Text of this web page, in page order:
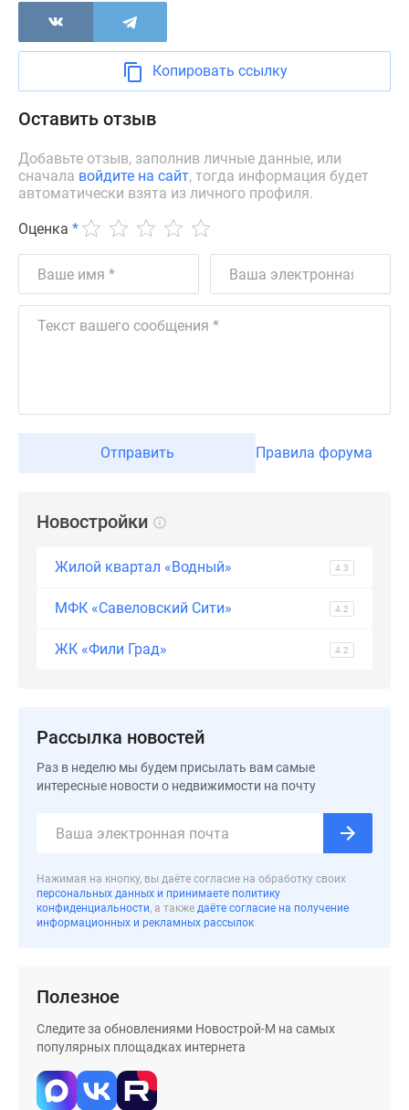
ИТ-
41%
360°
новостроек
Субсидированная
застройщиком
Rutube
Новостройки
Рассрочка
Коттеджные
Готовые
коттеджные
поселки
поселки
Коттеджные
поселки
Копировать ссылку
Оставить отзыв
Добавьте отзыв, заполнив личные данные, или
сначала войдите на сайт, тогда информация будет
автоматически взята из личного профиля.
Оценка *
Отправить Правила форума
Новостройки
Жилой квартал «Водный» 4.3
МФК «Савеловский Сити» 4.2
ЖК «Фили Град» 4.2
Рассылка новостей
Раз в неделю мы будем присылать вам самые
интересные новости о недвижимости на почту
Нажимая на кнопку, вы даёте согласие на обработку своих
персональных данных и принимаете политику
конфиденциальности, а также даёте согласие на получение
информационных и рекламных рассылок
Полезное
Следите за обновлениями Новострой-М на самых
популярных площадках интернета